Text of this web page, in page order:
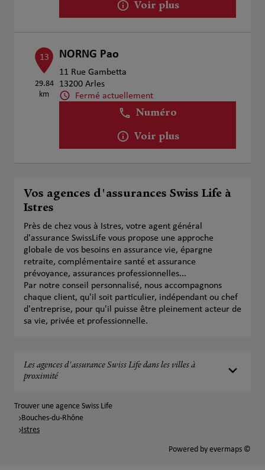
Voir plus
13
29.84
km
NORNG Pao
11 Rue Gambetta
13200 Arles
Fermé actuellement
Numéro
Voir plus
Vos agences d'assurances Swiss Life à
Istres
Près de chez vous à Istres, votre agent général
d'assurance SwissLife vous propose une approche
globale de vos besoins en assurance vie, épargne
retraite, complémentaire santé et assurance
prévoyance, assurances professionnelles...
Par notre conseil personnalisé, nous accompagnons
chaque client, qu'il soit particulier, indépendant ou chef
d'entreprise, pour qu'il puisse être pleinement acteur de
sa vie, privée et professionnelle.
Les agences d'assurance Swiss Life dans les villes à
proximité
Trouver une agence Swiss Life
Bouches-du-Rhône
Istres
Powered by evermaps ©